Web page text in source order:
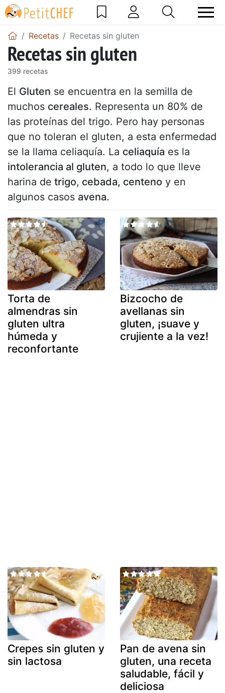
Recetas Recetas sin gluten
Recetas sin gluten
399 recetas
El Gluten se encuentra en la semilla de
muchos cereales. Representa un 80% de
las proteínas del trigo. Pero hay personas
que no toleran el gluten, a esta enfermedad
se la llama celiaquía. La celiaquía es la
intolerancia al gluten, a todo lo que lleve
harina de trigo, cebada, centeno y en
algunos casos avena.
Torta de
almendras sin
gluten ultra
húmeda y
reconfortante
Bizcocho de
avellanas sin
gluten, ¡suave y
crujiente a la vez!
Crepes sin gluten y
sin lactosa
Pan de avena sin
gluten, una receta
saludable, fácil y
deliciosa